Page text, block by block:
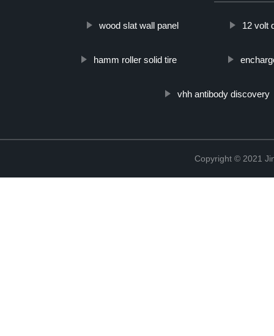
wood slat wall panel 12 volt
hamm roller solid tire
vhh antibody discovery
Copyright © 2021